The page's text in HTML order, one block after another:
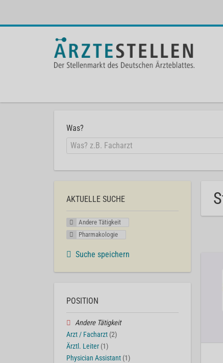
Was?
AKTUELLE SUCHE
Andere Tätigkeit
Pharmakologie
Suche speichern
POSITION
Andere Tätigkeit
Arzt / Facharzt (2)
Ärztl. Leiter (1)
Physician Assistant (1)